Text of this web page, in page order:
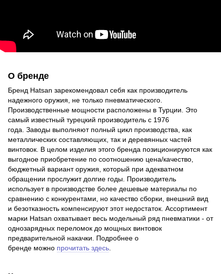
О бренде
Бренд Hatsan зарекомендовал себя как производитель
надежного оружия, не только пневматического.
Производственные мощности расположены в Турции. Это
самый известный турецкий производитель с 1976
года. Заводы выполняют полный цикл производства, как
металлических составляющих, так и деревянных частей
винтовок. В целом изделия этого бренда позиционируются как
выгодное приобретение по соотношению цена/качество,
бюджетный вариант оружия, который при адекватном
обращении прослужит долгие годы. Производитель
использует в производстве более дешевые материалы по
сравнению с конкурентами, но качество сборки, внешний вид
и безотказность компенсируют этот недостаток. Ассортимент
марки Hatsan охватывает весь модельный ряд пневматики - от
однозарядных переломок до мощных винтовок
предварительной накачки. Подробнее о
бренде можно прочитать здесь.